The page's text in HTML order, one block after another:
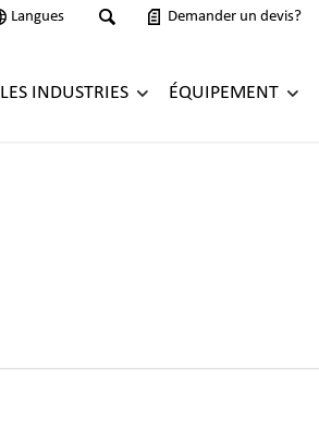
Langues Demander un devis?
LES INDUSTRIES ÉQUIPEMENT